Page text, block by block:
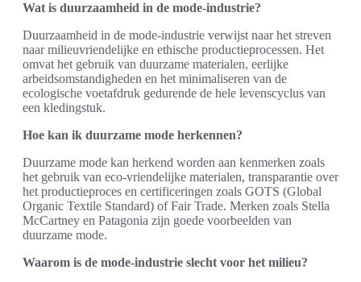
Wat is duurzaamheid in de mode-industrie?
Duurzaamheid in de mode-industrie verwijst naar het streven
naar milieuvriendelijke en ethische productieprocessen. Het
omvat het gebruik van duurzame materialen, eerlijke
arbeidsomstandigheden en het minimaliseren van de
ecologische voetafdruk gedurende de hele levenscyclus van
een kledingstuk.
Hoe kan ik duurzame mode herkennen?
Duurzame mode kan herkend worden aan kenmerken zoals
het gebruik van eco-vriendelijke materialen, transparantie over
het productieproces en certificeringen zoals GOTS (Global
Organic Textile Standard) of Fair Trade. Merken zoals Stella
McCartney en Patagonia zijn goede voorbeelden van
duurzame mode.
Waarom is de mode-industrie slecht voor het milieu?